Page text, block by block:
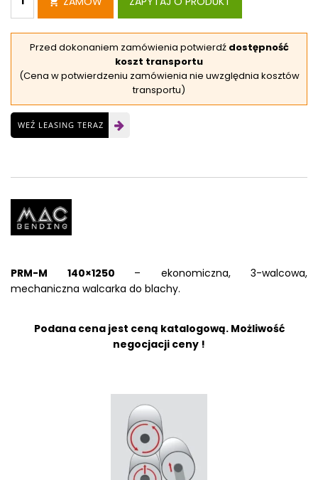
Przed dokonaniem zamówienia potwierdź dostępność
koszt transportu
(Cena w potwierdzeniu zamówienia nie uwzględnia kosztów
transportu)
WEŹ LEASING TERAZ
PRM-M 140×1250 – ekonomiczna, 3-walcowa,
mechaniczna walcarka do blachy.
Podana cena jest ceną katalogową. Możliwość
negocjacji ceny !